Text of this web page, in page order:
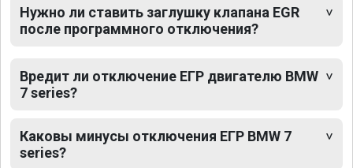
Нужно ли ставить заглушку клапана EGR
после программного отключения?
Вредит ли отключение ЕГР двигателю BMW
7 series?
Каковы минусы отключения ЕГР BMW 7
series?